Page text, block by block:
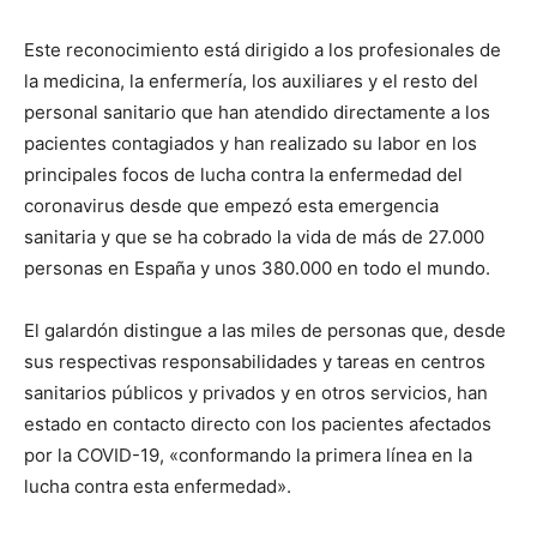
Este reconocimiento está dirigido a los profesionales de
la medicina, la enfermería, los auxiliares y el resto del
personal sanitario que han atendido directamente a los
pacientes contagiados y han realizado su labor en los
principales focos de lucha contra la enfermedad del
coronavirus desde que empezó esta emergencia
sanitaria y que se ha cobrado la vida de más de 27.000
personas en España y unos 380.000 en todo el mundo.
El galardón distingue a las miles de personas que, desde
sus respectivas responsabilidades y tareas en centros
sanitarios públicos y privados y en otros servicios, han
estado en contacto directo con los pacientes afectados
por la COVID-19, «conformando la primera línea en la
lucha contra esta enfermedad».